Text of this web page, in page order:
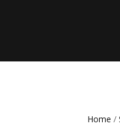
Home /